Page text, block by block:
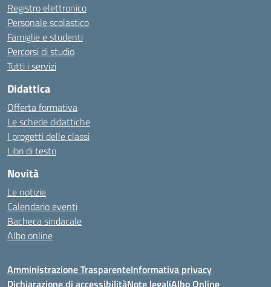
Registro elettronico
Personale scolastico
Famiglie e studenti
Percorsi di studio
Tutti i servizi
Didattica
Offerta formativa
Le schede didattiche
I progetti delle classi
Libri di testo
Novità
Le notizie
Calendario eventi
Bacheca sindacale
Albo online
Amministrazione TrasparenteInformativa privacy
Dichiarazione di accessibilitàNote legaliAlbo Online